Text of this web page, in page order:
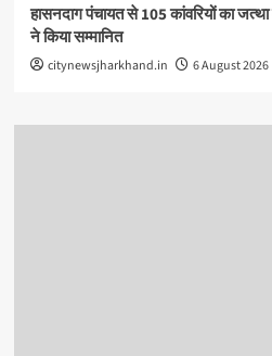
हासनदाग पंचायत से 105 कांवरियों का
ने किया सम्मानित
citynewsjharkhand.in 6 August 2026